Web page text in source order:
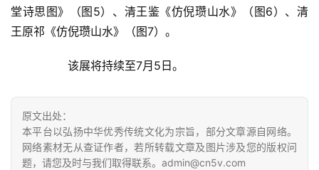
堂诗思图》（图5）、清王鉴《仿倪瓒山水》（图6）、清
王原祁《仿倪瓒山水》（图7）。
  	该展将持续至7月5日。
原文出处：
本平台以弘扬中华优秀传统文化为宗旨，部分文章源自网络。
网络素材无从查证作者，若所转载文章及图片涉及您的版权问
题，请您及时与我们取得联系。admin@cn5v.com